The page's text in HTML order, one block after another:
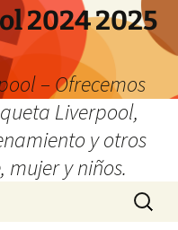
2024 2025
– Ofrecemos
Liverpool,
y otros
y niños.
Buscar: